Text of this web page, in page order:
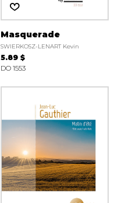
Masquerade
SWIERKOSZ-LENART Kevin
5.89 $
DO 1553